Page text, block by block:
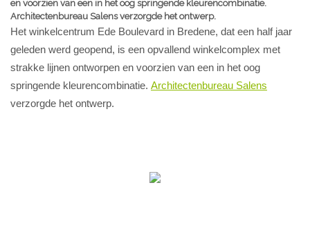
en voorzien van een in het oog springende kleurencombinatie.
Architectenbureau Salens verzorgde het ontwerp.
Het winkelcentrum Ede Boulevard in Bredene, dat een half jaar
geleden werd geopend, is een opvallend winkelcomplex met
strakke lijnen ontworpen en voorzien van een in het oog
springende kleurencombinatie. Architectenbureau Salens
verzorgde het ontwerp.